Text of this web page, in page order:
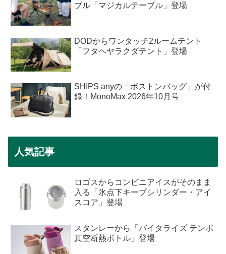
ブル「マジカルテーブル」登場
DODからワンタッチ2ルームテント
「フタヘヤラクダテント」登場
SHIPS anyの「ボストンバッグ」が付
録！MonoMax 2026年10月号
人気記事
ロゴスからコンビニアイスがそのまま
入る「氷点下キープシリンダー・アイ
スコア」登場
スタンレーから「バイタライズ テンポ
真空断熱ボトル」登場